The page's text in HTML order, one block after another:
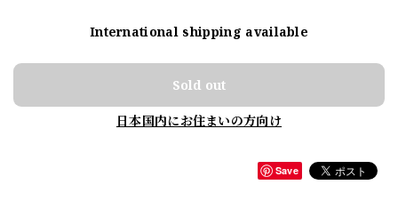
International shipping available
Sold out
日本国内にお住まいの方向け
Save